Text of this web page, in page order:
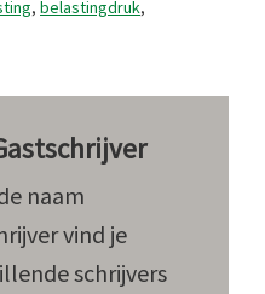
, belastingdruk,
naam
vind je
schrijvers